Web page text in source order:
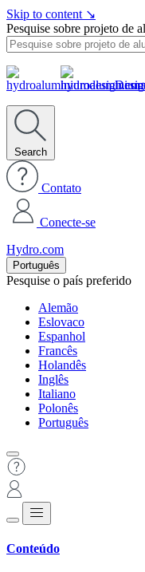
Skip to content ↘
Pesquise sobre projeto de
Search
Contato
Conecte-se
Hydro.com
Português
Pesquise o país preferido
Alemão
Eslovaco
Espanhol
Francês
Holandês
Inglês
Italiano
Polonês
Português
Conteúdo